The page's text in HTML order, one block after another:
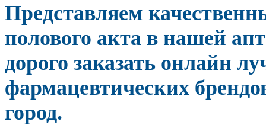
Представляем
полового акта в нашей
дорого заказать онлайн
фармацевтических
город.